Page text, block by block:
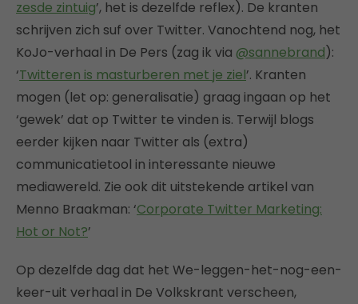
zesde zintuig’, het is dezelfde reflex). De kranten
schrijven zich suf over Twitter. Vanochtend nog, het
KoJo-verhaal in De Pers (zag ik via @sannebrand):
‘Twitteren is masturberen met je ziel’. Kranten
mogen (let op: generalisatie) graag ingaan op het
‘gewek’ dat op Twitter te vinden is. Terwijl blogs
eerder kijken naar Twitter als (extra)
communicatietool in interessante nieuwe
mediawereld. Zie ook dit uitstekende artikel van
Menno Braakman: ‘Corporate Twitter Marketing:
Hot or Not?’
Op dezelfde dag dat het We-leggen-het-nog-een-
keer-uit verhaal in De Volkskrant verscheen,